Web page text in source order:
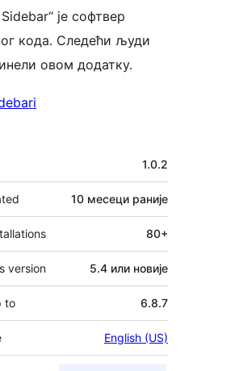
је софтвер
кода. Следећи људи
овом додатку.
1.0.2
10 месеци раније
80+
version 5.4 или новије
to 6.8.7
English (US)